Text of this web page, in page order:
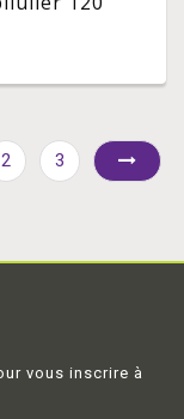
2 3
vous inscrire à